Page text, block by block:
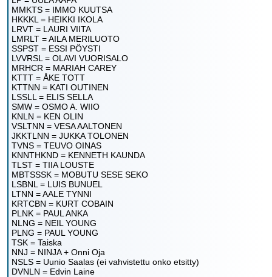
MMKTS = IMMO KUUTSA
HKKKL = HEIKKI IKOLA
LRVT = LAURI VIITA
LMRLT = AILA MERILUOTO
SSPST = ESSI PÖYSTI
LVVRSL = OLAVI VUORISALO
MRHCR = MARIAH CAREY
KTTT = ÅKE TOTT
KTTNN = KATI OUTINEN
LSSLL = ELIS SELLA
SMW = OSMO A. WIIO
KNLN = KEN OLIN
VSLTNN = VESA AALTONEN
JKKTLNN = JUKKA TOLONEN
TVNS = TEUVO OINAS
KNNTHKND = KENNETH KAUNDA
TLST = TIIA LOUSTE
MBTSSSK = MOBUTU SESE SEKO
LSBNL = LUIS BUNUEL
LTNN = AALE TYNNI
KRTCBN = KURT COBAIN
PLNK = PAUL ANKA
NLNG = NEIL YOUNG
PLNG = PAUL YOUNG
TSK = Taiska
NNJ = NINJA + Onni Oja
NSLS = Uunio Saalas (ei vahvistettu onko etsitty)
DVNLN = Edvin Laine